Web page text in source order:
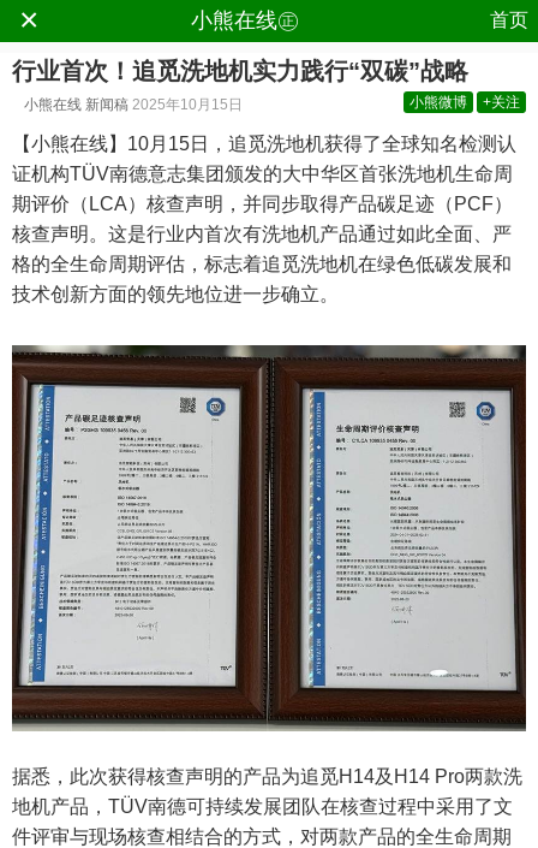
× 小熊在线㊣ 首页
行业首次！追觅洗地机实力践行“双碳”战略
小熊在线 新闻稿 2025年10月15日 小熊微博 +关注
【小熊在线】10月15日，追觅洗地机获得了全球知名检测认
证机构TÜV南德意志集团颁发的大中华区首张洗地机生命周
期评价（LCA）核查声明，并同步取得产品碳足迹（PCF）
核查声明。这是行业内首次有洗地机产品通过如此全面、严
格的全生命周期评估，标志着追觅洗地机在绿色低碳发展和
技术创新方面的领先地位进一步确立。
据悉，此次获得核查声明的产品为追觅H14及H14 Pro两款洗
地机产品，TÜV南德可持续发展团队在核查过程中采用了文
件评审与现场核查相结合的方式，对两款产品的全生命周期